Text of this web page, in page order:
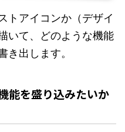
トアイコンか（デザイ
いて、どのような機能
き出します。
能を盛り込みたいか